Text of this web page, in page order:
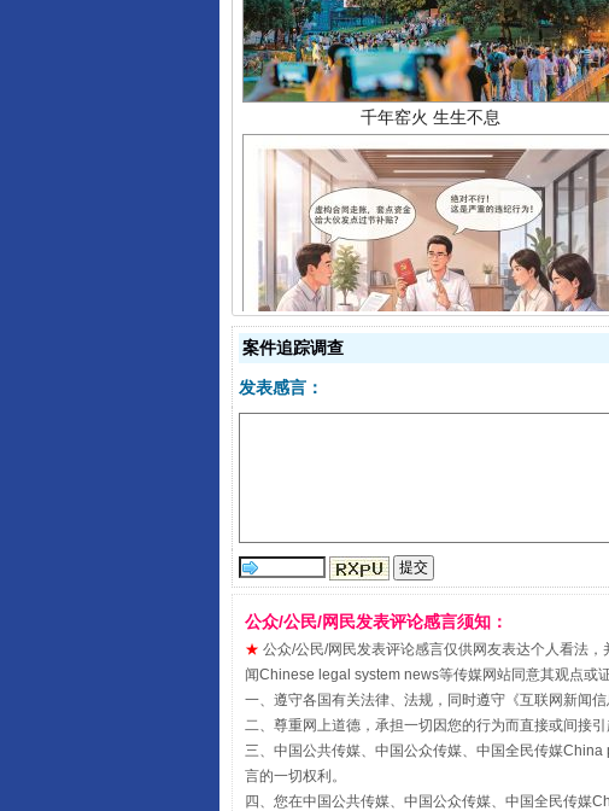
揭开“小金库”的免责幌子
受贿1.44亿！段成刚被判无期
案件追踪调查
发表感言：
公众/公民/网民发表评论感言须知：
★ 公众/公民/网民发表评论感言仅供网友表达个人看法
闻Chinese legal system news等传媒网站同意其观点或
一、遵守各国有关法律、法规，同时遵守《互联网新闻
二、尊重网上道德，承担一切因您的行为而直接或间接引
三、中国公共传媒、中国公众传媒、中国全民传媒
言的一切权利。
四、您在中国公共传媒、中国公众传媒、中国全民传媒